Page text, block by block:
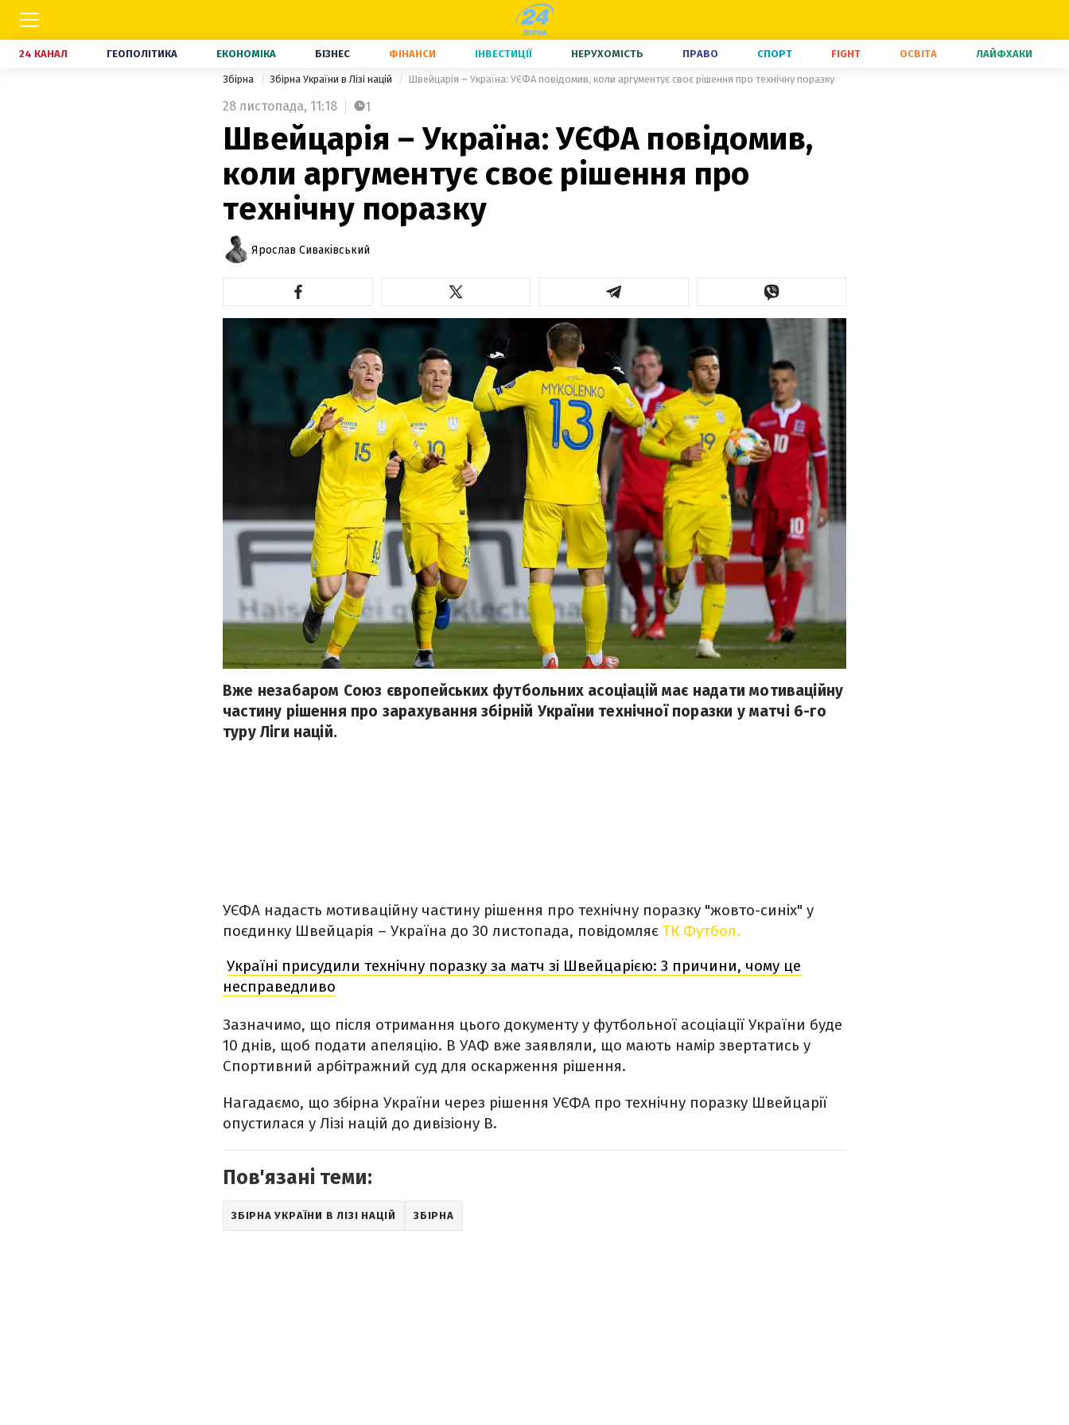
24 КАНАЛ ГЕОПОЛІТИКА ЕКОНОМІКА БІЗНЕС ФІНАНСИ ІНВЕСТИЦІЇ НЕРУХОМІСТЬ ПРАВО СПОРТ FIGHT ОСВІТА ЛАЙФХАКИ
Збірна Збірна України в Лізі націй Швейцарія – Україна: УЄФА повідомив, коли аргументує своє рішення про технічну поразку
28 листопада, 11:18 1
Швейцарія – Україна: УЄФА повідомив,
коли аргументує своє рішення про
технічну поразку
Ярослав Сиваківський
Вже незабаром Союз європейських футбольних асоціацій має надати мотиваційну
частину рішення про зарахування збірній України технічної поразки у матчі 6-го
туру Ліги націй.
УЄФА надасть мотиваційну частину рішення про технічну поразку "жовто-синіх" у
поєдинку Швейцарія – Україна до 30 листопада, повідомляє ТК Футбол.
Україні присудили технічну поразку за матч зі Швейцарією: 3 причини, чому це
несправедливо
Зазначимо, що після отримання цього документу у футбольної асоціації України буде
10 днів, щоб подати апеляцію. В УАФ вже заявляли, що мають намір звертатись у
Спортивний арбітражний суд для оскарження рішення.
Нагадаємо, що збірна України через рішення УЄФА про технічну поразку Швейцарії
опустилася у Лізі націй до дивізіону В.
Пов'язані теми:
ЗБІРНА УКРАЇНИ В ЛІЗІ НАЦІЙ ЗБІРНА